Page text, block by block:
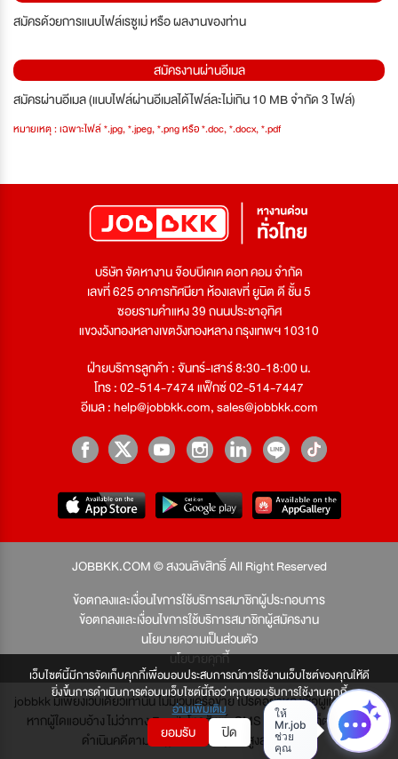
เว็บไซต์นี้มีการจัดเก็บคุกกี้เพื่อมอบประสบการณ์การใช้งานเว็บไซต์ของคุณให้ดี
ยิ่งขึ้นการดำเนินการต่อบนเว็บไซต์นี้ถือว่าคุณยอมรับการใช้งานคุกกี้
อ่านเพิ่มเติม
ยอมรับ ปิด
สมัครด้วยการแนบไฟล์เรซูเม่ หรือ ผลงานของท่าน
สมัครงานผ่านอีเมล
สมัครผ่านอีเมล (แนบไฟล์ผ่านอีเมลได้ไฟล์ละไม่เกิน 10 MB จำกัด 3 ไฟล์)
หมายเหตุ : เฉพาะไฟล์ *.jpg, *.jpeg, *.png หรือ *.doc, *.docx, *.pdf
บริษัท จัดหางาน จ๊อบบีเคเค ดอท คอม จำกัด
เลขที่ 625 อาคารทัศนียา ห้องเลขที่ ยูนิต ดี ชั้น 5
ซอยรามคำแหง 39 ถนนประชาอุทิศ
แขวงวังทองหลางเขตวังทองหลาง กรุงเทพฯ 10310
ฝ่ายบริการลูกค้า : จันทร์-เสาร์ 8:30-18:00 น.
โทร : 02-514-7474 แฟ็กซ์ 02-514-7447
อีเมล :help@jobbkk.com,sales@jobbkk.com
JOBBKK.COM © สงวนลิขสิทธิ์ All Right Reserved
ข้อตกลงและเงื่อนไขการใช้บริการสมาชิกผู้ประกอบการ
ข้อตกลงและเงื่อนไขการใช้บริการสมาชิกผู้สมัครงาน
นโยบายความเป็นส่วนตัว
นโยบายคุกกี้
jobbkk มีเพียงเว็บเดียวเท่านั้น ไม่มีเว็บเครือข่าย โปรดอย่าหลงเชื่อผู้แอบอ้าง และ
หากผู้ใดแอบอ้าง ไม่ว่าทาง Email, โทรศัพท์, SMS หรือทางใดก็ตาม จะถูก
ดำเนินคดีตามที่กฎหมายบัญญัติไว้สูงสุด